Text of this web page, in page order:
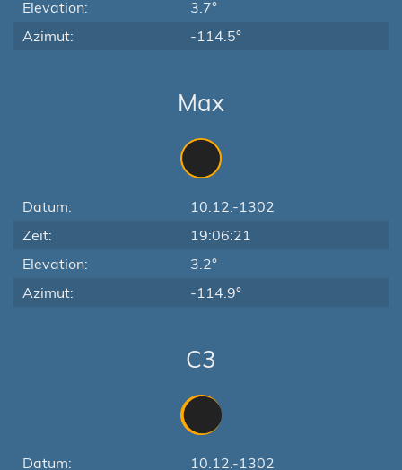
Elevation:
3.7°
Azimut:
-114.5°
Max
Datum:
10.12.-1302
Zeit:
19:06:21
Elevation:
3.2°
Azimut:
-114.9°
C3
Datum:
10.12.-1302